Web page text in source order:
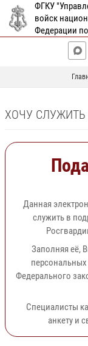
ФГКУ
войск
Федерации
ХОЧУ
Данная
служить в
Заполняя её,
Федерального
Специалисты
анкету и